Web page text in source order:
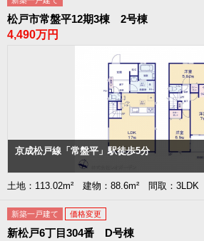
松戸市常盤平12期3棟 2号棟
4,490万円
京成松戸線「常盤平」駅徒歩5分
土地：113.02m² 建物：88.6m² 間取：3LDK
新築一戸建て 価格変更
新松戸6丁目304番 D号棟